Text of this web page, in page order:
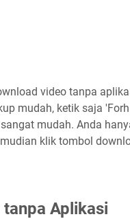
video tanpa
mudah, ketik saja
mudah. Anda
klik tombol
Aplikasi